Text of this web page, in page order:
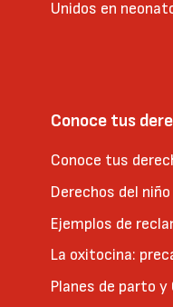
Unidos en
Conoce tus
Conoce tus
Derechos del
Ejemplos de
La oxitocina:
Planes de parto y